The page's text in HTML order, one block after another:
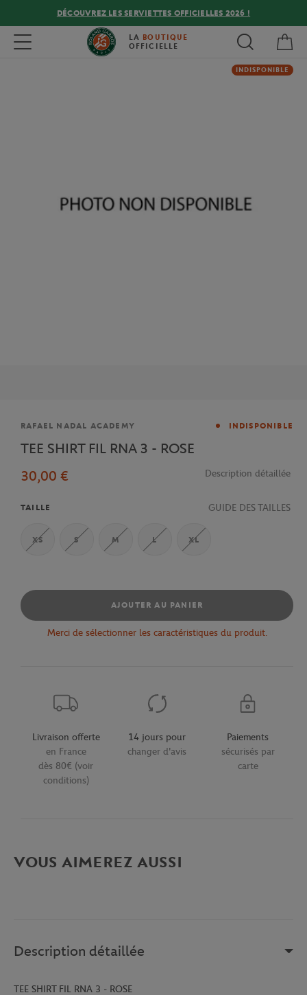
DÉCOUVREZ LES SERVIETTES OFFICIELLES 2026 !
Toggle navigation LA BOUTIQUE
OFFICIELLE
INDISPONIBLE
Marque
RAFAEL NADAL ACADEMY INDISPONIBLE
TEE SHIRT FIL RNA 3 - ROSE
30,00 €
Description détaillée
TAILLE GUIDE DES TAILLES
XS S M L XL
AJOUTER AU PANIER
Merci de sélectionner les caractéristiques du produit.
Livraison offerte
en France
dès 80€ (voir
conditions)
14 jours pour
changer d'avis
Paiements
sécurisés par
carte
VOUS AIMEREZ AUSSI
Description détaillée
TEE SHIRT FIL RNA 3 - ROSE